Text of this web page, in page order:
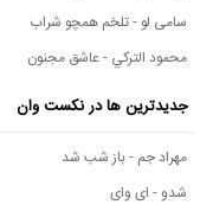
سامی لو - تلخم همچو شراب
محمود التركي - عاشق مجنون
جدیدترین ها در نکست وان
مهراد جم - باز شب شد
شدو - ای وای